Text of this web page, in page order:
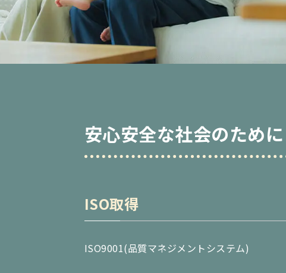
ブ
安心安全な社会のために
ISO取得
ISO9001(品質マネジメントシステム)